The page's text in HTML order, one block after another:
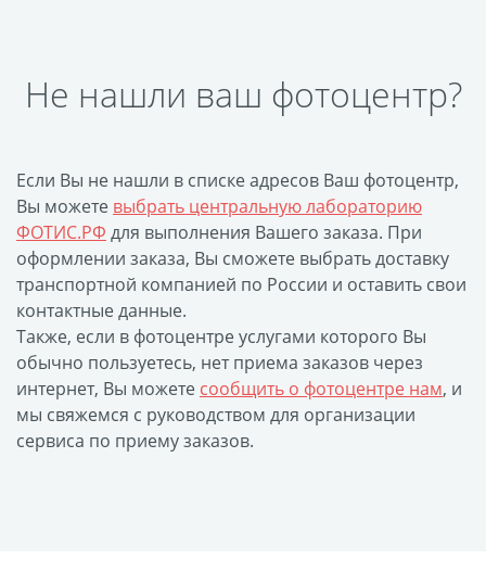
Не нашли ваш фотоцентр?
Если Вы не нашли в списке адресов Ваш фотоцентр,
Вы можете выбрать центральную лабораторию
ФОТИС.РФ для выполнения Вашего заказа. При
оформлении заказа, Вы сможете выбрать доставку
транспортной компанией по России и оставить свои
контактные данные.
Также, если в фотоцентре услугами которого Вы
обычно пользуетесь, нет приема заказов через
интернет, Вы можете сообщить о фотоцентре нам, и
мы свяжемся с руководством для организации
сервиса по приему заказов.